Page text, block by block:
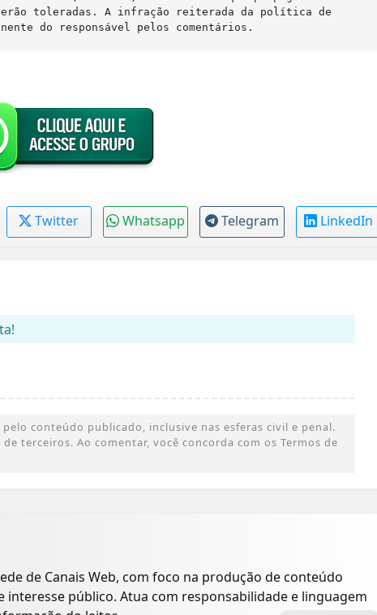
toleradas. A infração reiterada da política de
do responsável pelos comentários.
Twitter Whatsapp Telegram LinkedIn
conteúdo publicado, inclusive nas esferas civil e penal.
terceiros. Ao comentar, você concorda com os Termos de
de Canais Web, com foco na produção de conteúdo
interesse público. Atua com responsabilidade e linguagem